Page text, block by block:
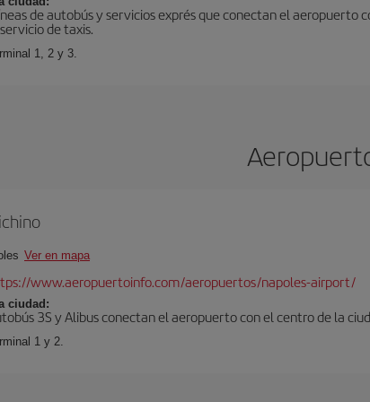
de autobús y servicios exprés que conectan el
de taxis.
1, 2 y 3.
Ver en mapa
www.aeropuertoinfo.com/aeropuertos/napoles-airport/
ciudad:
3S y Alibus conectan el aeropuerto con el centro de la
1 y 2.